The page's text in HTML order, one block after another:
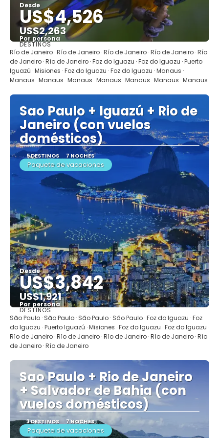
Desde
US$4,526
US$2,263
Por persona
Ver
DESTINOS
Río de Janeiro · Río de Janeiro · Río de Janeiro · Río de Janeiro · Río
de Janeiro · Río de Janeiro · Foz do Iguazu · Foz do Iguazu · Puerto
Iguazú · Misiones · Foz do Iguazu · Foz do Iguazu · Manaus ·
Manaus · Manaus · Manaus · Manaus · Manaus · Manaus · Manaus
Sao Paulo + Iguazú + Rio de
Janeiro (con vuelos
domésticos)
5 DESTINOS 7 NOCHES
Paquete de vacaciones
Desde
US$3,842
US$1,921
Por persona
Ver
DESTINOS
São Paulo · São Paulo · São Paulo · São Paulo · Foz do Iguazu · Foz
do Iguazu · Puerto Iguazú · Misiones · Foz do Iguazu · Foz do Iguazu ·
Río de Janeiro · Río de Janeiro · Río de Janeiro · Río de Janeiro · Río
de Janeiro · Río de Janeiro
Sao Paulo + Rio de Janeiro
+ Salvador de Bahia (con
vuelos domésticos)
3 DESTINOS 7 NOCHES
Paquete de vacaciones